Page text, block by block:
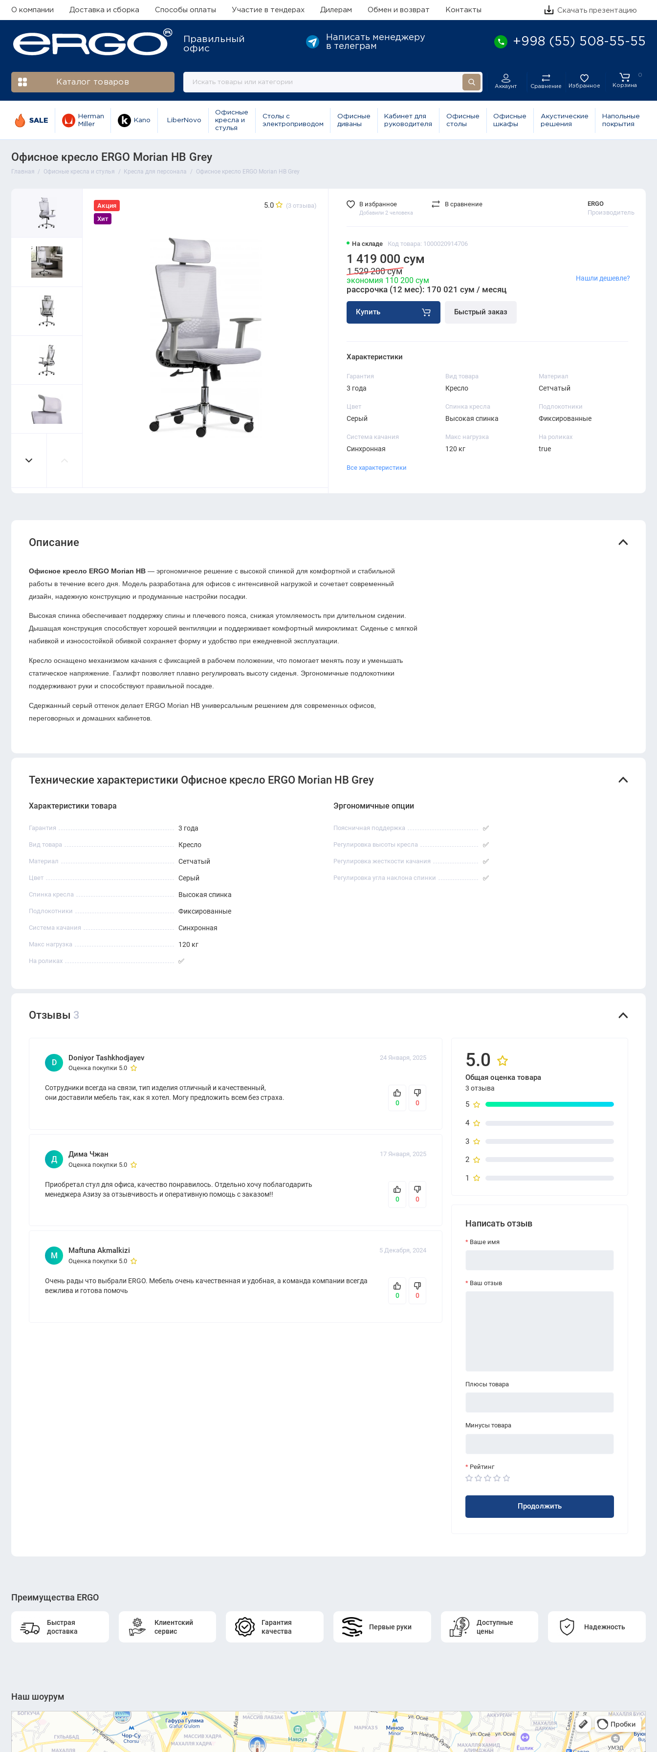
О компании Доставка и сборка Способы оплаты Участие в тендерах Дилерам Обмен и возврат Контакты Скачать презентацию
Правильный
офис
Написать менеджеру
в телеграм
+998 (55) 508-55-55
Каталог товаров
Аккаунт Сравнение Избранное
0
Корзина
SALE
Herman
Miller
Kano LiberNovo
Офисные
кресла и
стулья
Столы с
электроприводом
Офисные
диваны
Кабинет для
руководителя
Офисные
столы
Офисные
шкафы
Акустические
решения
Напольные
покрытия
Офисное кресло ERGO Morian HB Grey
Главная Офисные кресла и стулья Кресла для персонала Офисное кресло ERGO Morian HB Grey
Акция
Хит
5.0 (3 отзыва)
На складе Код товара: 1000020914706
ERGO
Производитель
1 419 000 сум
1 529 200 сум
экономия 110 200 сум
рассрочка (12 мес): 170 021 сум / месяц
Купить Быстрый заказ
Нашли дешевле?
В избранное
Добавили 2 человека
В сравнение
Характеристики
Гарантия
3 года
Вид товара
Кресло
Материал
Сетчатый
Цвет
Серый
Спинка кресла
Высокая спинка
Подлокотники
Фиксированные
Система качания
Синхронная
Макс нагрузка
120 кг
На роликах
true
Все характеристики
Описание
Офисное кресло ERGO Morian HB — эргономичное решение с высокой спинкой для комфортной и стабильной
работы в течение всего дня. Модель разработана для офисов с интенсивной нагрузкой и сочетает современный
дизайн, надежную конструкцию и продуманные настройки посадки.
Высокая спинка обеспечивает поддержку спины и плечевого пояса, снижая утомляемость при длительном сидении.
Дышащая конструкция способствует хорошей вентиляции и поддерживает комфортный микроклимат. Сиденье с мягкой
набивкой и износостойкой обивкой сохраняет форму и удобство при ежедневной эксплуатации.
Кресло оснащено механизмом качания с фиксацией в рабочем положении, что помогает менять позу и уменьшать
статическое напряжение. Газлифт позволяет плавно регулировать высоту сиденья. Эргономичные подлокотники
поддерживают руки и способствуют правильной посадке.
Сдержанный серый оттенок делает ERGO Morian HB универсальным решением для современных офисов,
переговорных и домашних кабинетов.
Технические характеристики Офисное кресло ERGO Morian HB Grey
Характеристики товара
Гарантия 3 года
Вид товара Кресло
Материал Сетчатый
Цвет Серый
Спинка кресла Высокая спинка
Подлокотники Фиксированные
Система качания Синхронная
Макс нагрузка 120 кг
На роликах ✅
Эргономичные опции
Поясничная поддержка ✅
Регулировка высоты кресла ✅
Регулировка жесткости качания ✅
Регулировка угла наклона спинки ✅
Отзывы 3
D
Doniyor Tashkhodjayev
Оценка покупки 5.0
24 Января, 2025
Сотрудники всегда на связи, тип изделия отличный и качественный,
они доставили мебель так, как я хотел. Могу предложить всем без страха.
0 0
Д
Дима Чжан
Оценка покупки 5.0
17 Января, 2025
Приобретал стул для офиса, качество понравилось. Отдельно хочу поблагодарить
менеджера Азизу за отзывчивость и оперативную помощь с заказом!!
0 0
M
Maftuna Akmalkizi
Оценка покупки 5.0
5 Декабря, 2024
Очень рады что выбрали ERGO. Мебель очень качественная и удобная, а команда компании всегда
вежлива и готова помочь
0 0
5.0
Общая оценка товара
3 отзыва
5
4
3
2
1
Написать отзыв
Ваше имя
Ваш отзыв
Плюсы товара
Минусы товара
Рейтинг
Продолжить
Преимущества ERGO
Быстрая
доставка
Клиентский
сервис
Гарантия
качества
Первые руки
Доступные
цены
Надежность
Наш шоурум